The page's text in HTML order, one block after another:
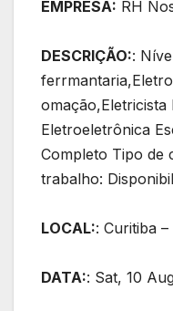
EMPRESA: RH
DESCRIÇÃO::
Eletroeletrônica
Completo Tipo de
trabalho:
LOCAL:: Curitiba –
DATA:: Sat, 10